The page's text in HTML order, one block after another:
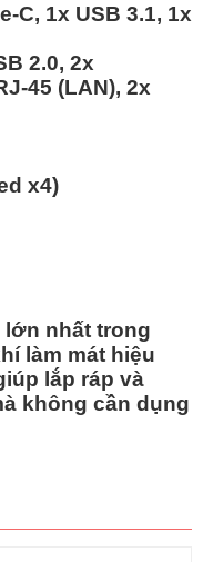
C, 1x USB 3.1, 1x
2.0, 2x
45 (LAN), 2x
x4)
lớn nhất trong
làm mát hiệu
lắp ráp và
không cần dụng